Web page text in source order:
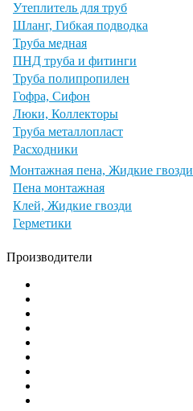
Утеплитель для труб
Шланг, Гибкая подводка
Труба медная
ПНД труба и фитинги
Труба полипропилен
Гофра, Сифон
Люки, Коллекторы
Труба металлопласт
Расходники
Монтажная пена, Жидкие гвозди
Пена монтажная
Клей, Жидкие гвозди
Герметики
Производители